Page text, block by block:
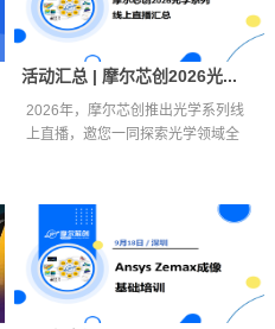
活动汇总 | 摩尔芯创2026光...
2026年，摩尔芯创推出光学系列线
上直播，邀您一同探索光学领域全